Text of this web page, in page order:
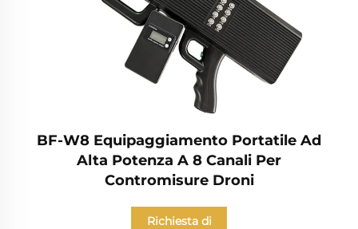
BF-W8 Equipaggiamento Portatile Ad
Alta Potenza A 8 Canali Per
Contromisure Droni
Richiesta di